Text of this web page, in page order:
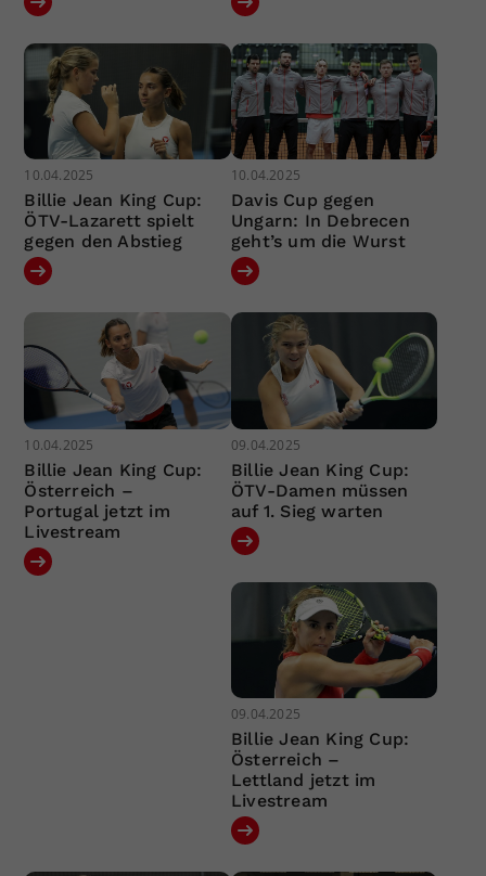
10.04.2025
Billie Jean King Cup:
ÖTV-Lazarett spielt
gegen den Abstieg
10.04.2025
Davis Cup gegen
Ungarn: In Debrecen
geht’s um die Wurst
10.04.2025
Billie Jean King Cup:
Österreich –
Portugal jetzt im
Livestream
09.04.2025
Billie Jean King Cup:
ÖTV-Damen müssen
auf 1. Sieg warten
09.04.2025
Billie Jean King Cup:
Österreich –
Lettland jetzt im
Livestream